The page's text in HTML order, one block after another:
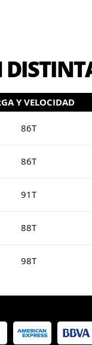
Y VELOCIDAD
86T
86T
91T
88T
98T